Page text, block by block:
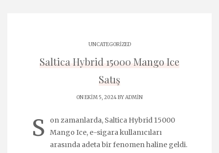
UNCATEGORIZED
Saltica Hybrid 15000 Mango Ice
Satış
ON EKIM 5, 2024 BYADMIN
S
on zamanlarda, Saltica Hybrid 15000
Mango Ice, e-sigara kullanıcıları
arasında adeta bir fenomen haline geldi.